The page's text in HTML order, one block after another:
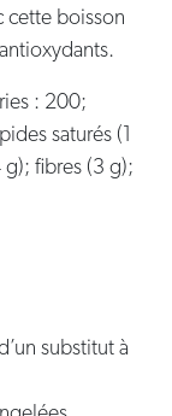
cette boisson
: 200;
saturés (1
fibres (3 g);
substitut à